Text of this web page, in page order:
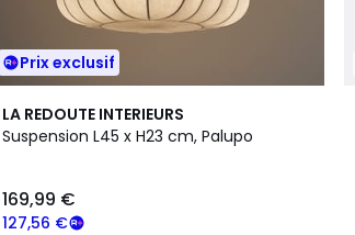
Prix exclusif
LA REDOUTE INTERIEURS
Suspension L45 x H23 cm, Palupo
127,56 €
169,99 €
5
/